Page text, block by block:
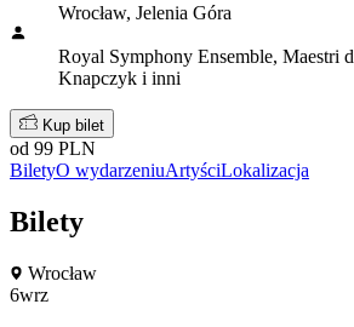
Wrocław, Jelenia Góra
Royal Symphony Ensemble, Maestri
Knapczyk i inni
Kup bilet
od 99 PLN
BiletyO wydarzeniuArtyściLokalizacja
Bilety
Wrocław
6wrz